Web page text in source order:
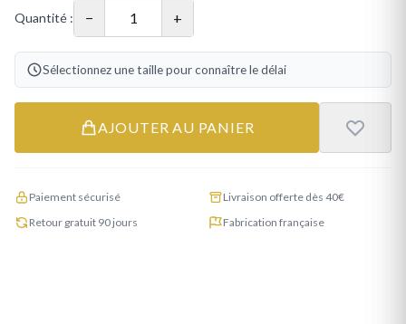
Quantité : − +
Sélectionnez une taille pour connaître le délai
AJOUTER AU PANIER
Paiement sécurisé
Livraison offerte dès 40€
Retour gratuit 90 jours
Fabrication française